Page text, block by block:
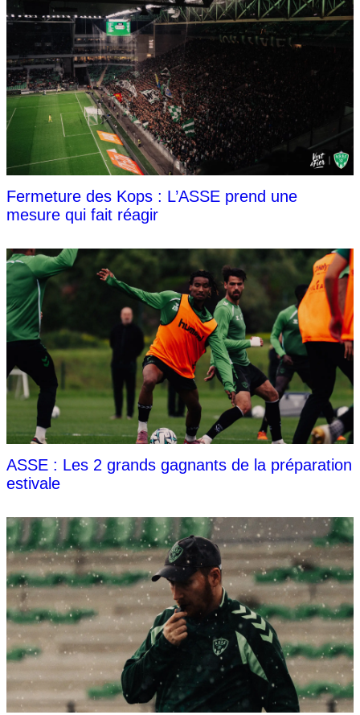
Fermeture des Kops : L’ASSE prend une
mesure qui fait réagir
ASSE : Les 2 grands gagnants de la préparation
estivale